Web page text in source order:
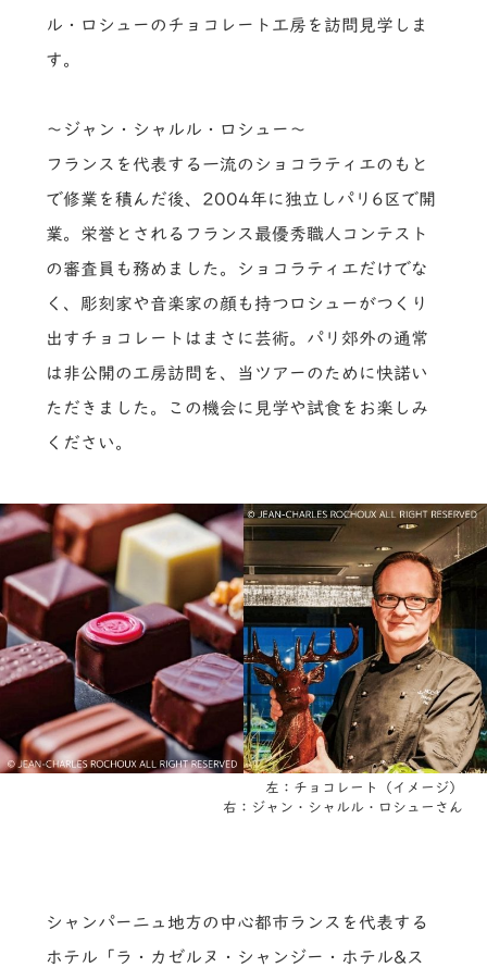
ル・ロシューのチョコレート工房を訪問見学しま
す。
～ジャン・シャルル・ロシュー～
フランスを代表する一流のショコラティエのもと
で修業を積んだ後、2004年に独立しパリ6区で開
業。栄誉とされるフランス最優秀職人コンテスト
の審査員も務めました。ショコラティエだけでな
く、彫刻家や音楽家の顔も持つロシューがつくり
出すチョコレートはまさに芸術。パリ郊外の通常
は非公開の工房訪問を、当ツアーのために快諾い
ただきました。この機会に見学や試食をお楽しみ
ください。
左：チョコレート（イメージ）
右：ジャン・シャルル・ロシューさん
シャンパーニュ地方の中心都市ランスを代表する
ホテル「ラ・カゼルヌ・シャンジー・ホテル&ス